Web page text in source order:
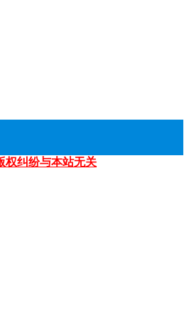
权纠纷与本站无关